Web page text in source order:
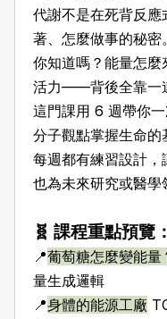
代謝不是在死背反
著、怎麼做事的秘密。
你知道嗎？能量怎
活力——背後全靠一
這門課用 6 週帶你
分子觀點掌握生命的
每週都有練習設計，
也為未來研究或醫學
🧬 課程重點預覽：
📍葡萄糖怎麼變能量
量生成邏輯
📍身體的能源工廠